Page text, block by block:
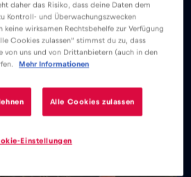
daher das Risiko, dass deine Daten dem
Kontroll- und Überwachungszwecken
wirksamen Rechtsbehelfe zur Verfügung
Cookies zulassen“ stimmst du zu, dass
von uns und von Drittanbietern (auch in den
Mehr Informationen
Alle Cookies zulassen
Einstellungen